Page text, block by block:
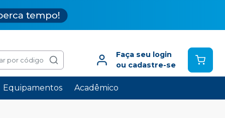
por código
Faça seu login
ou cadastre-se
Equipamentos Acadêmico